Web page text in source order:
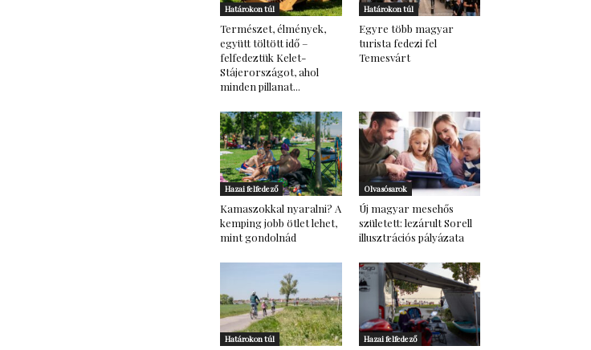
Határokon túl
Természet, élmények,
együtt töltött idő –
felfedeztük Kelet-
Stájerországot, ahol
minden pillanat...
Határokon túl
Egyre több magyar
turista fedezi fel
Temesvárt
Hazai felfedező
Kamaszokkal nyaralni? A
kemping jobb ötlet lehet,
mint gondolnád
Olvasósarok
Új magyar mesehős
született: lezárult Sorell
illusztrációs pályázata
Határokon túl Hazai felfedező